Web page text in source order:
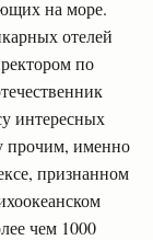
на море.
отелей
по
интересных
прочим, именно
признанном
чем 1000